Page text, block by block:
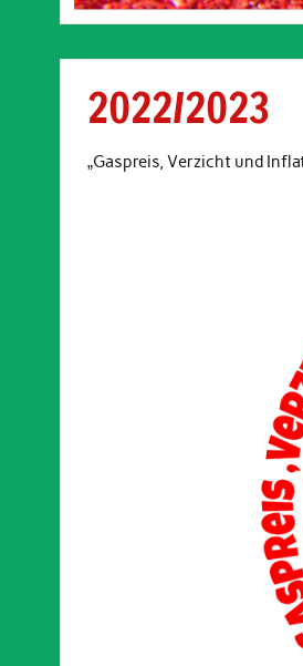
2022/2023
„Gaspreis, Verzicht und